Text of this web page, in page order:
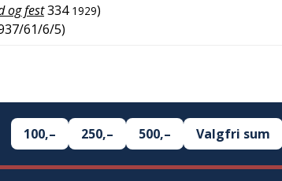
og fest334 1929)
61/6/5)
100,– 250,– 500,– Valgfri sum